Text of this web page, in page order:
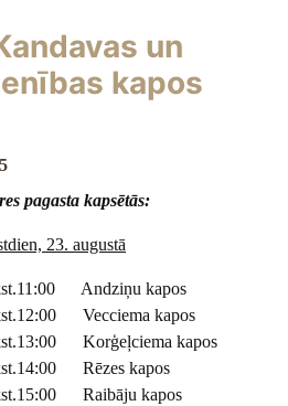
un
kapos
pagasta kapsētās:
23. augustā
Andziņu kapos
Vecciema kapos
Korģeļciema kapos
Rēzes kapos
Raibāju kapos